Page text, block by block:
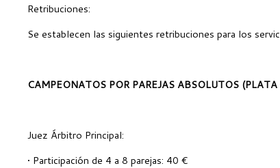
Retribuciones:
Se establecen las siguientes retribuciones para los
CAMPEONATOS POR PAREJAS ABSOLUTOS
Juez Árbitro Principal:
• Participación de 4 a 8 parejas: 40 €